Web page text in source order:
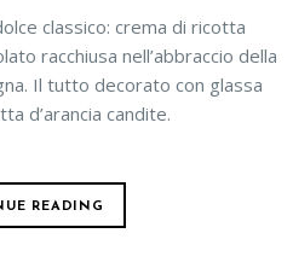
classico: crema di ricotta
racchiusa nell’abbraccio della
Il tutto decorato con glassa
d’arancia candite.
READING